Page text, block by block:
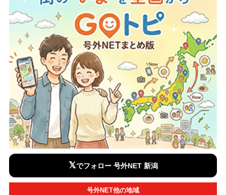
𝕏でフォロー 号外NET 新潟
号外NET他の地域